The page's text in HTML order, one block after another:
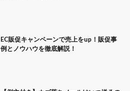
EC販促キャンペーンで売上をup！販促事
例とノウハウを徹底解説！